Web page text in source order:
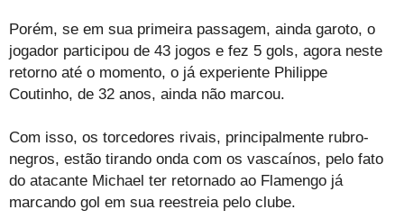
Porém, se em sua primeira passagem, ainda garoto, o
jogador participou de 43 jogos e fez 5 gols, agora neste
retorno até o momento, o já experiente Philippe
Coutinho, de 32 anos, ainda não marcou.
Com isso, os torcedores rivais, principalmente rubro-
negros, estão tirando onda com os vascaínos, pelo fato
do atacante Michael ter retornado ao Flamengo já
marcando gol em sua reestreia pelo clube.